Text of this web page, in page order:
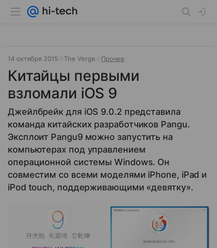
14 октября 2015 The Verge Прочее
Китайцы первыми
взломали iOS 9
Джейлбрейк для iOS 9.0.2 представила
команда китайских разработчиков Pangu.
Эксплоит Pangu9 можно запустить на
компьютерах под управлением
операционной системы Windows. Он
совместим со всеми моделями iPhone, iPad и
iPod touch, поддерживающими «девятку».